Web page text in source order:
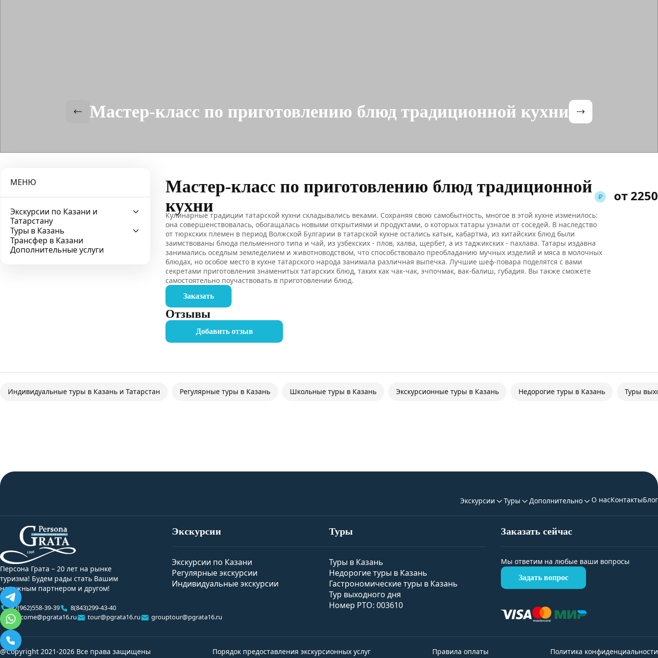
Мастер-класс по приготовлению блюд традиционной кухни
МЕНЮ
Экскурсии по Казани и
Татарстану
Туры в Казань
Трансфер в Казани
Дополнительные услуги
Мастер-класс по приготовлению блюд традиционной
кухни
от 2250
Кулинарные традиции татарской кухни складывались веками. Сохраняя свою самобытность, многое в этой кухне изменилось:
она совершенствовалась, обогащалась новыми открытиями и продуктами, о которых татары узнали от соседей. В наследство
от тюркских племен в период Волжской Булгарии в татарской кухне остались катык, кабартма, из китайских блюд были
заимствованы блюда пельменного типа и чай, из узбекских - плов, халва, щербет, а из таджикских - пахлава. Татары издавна
занимались оседлым земледелием и животноводством, что способствовало преобладанию мучных изделий и мяса в молочных
блюдах, но особое место в кухне татарского народа занимала различная выпечка. Лучшие шеф-повара поделятся с вами
секретами приготовления знаменитых татарских блюд, таких как чак-чак, эчпочмак, вак-балиш, губадия. Вы также сможете
самостоятельно поучаствовать в приготовлении блюд.
Заказать
Отзывы
Добавить отзыв
Индивидуальные туры в Казань и Татарстан Регулярные туры в Казань Школьные туры в Казань Экскурсионные туры в Казань Недорогие туры в Казань Туры
Экскурсии Туры Дополнительно О насКонтактыБлог
Персона Грата – 20 лет на рынке
туризма! Будем рады стать Вашим
надежным партнером и другом!
Экскурсии
Экскурсии по Казани
Регулярные экскурсии
Индивидуальные экскурсии
+7(962)558-39-39
8(843)299-43-40
welcome@pgrata16.ru
tour@pgrata16.ru grouptour@pgrata16.ru
Туры
Туры в Казань
Недорогие туры в Казань
Гастрономические туры в Казань
Тур выходного дня
Номер РТО: 003610
Заказать сейчас
Мы ответим на любые ваши вопросы
Задать вопрос
@Copyright 2021-2026 Все права защищены Порядок предоставления экскурсионных услуг Правила оплаты Политика конфиденциальности